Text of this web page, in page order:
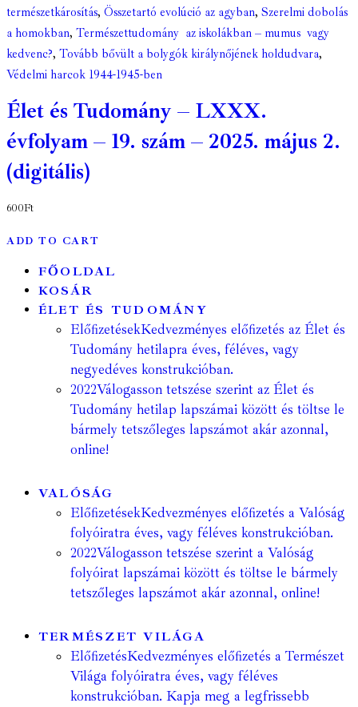
természetkárosítás, Összetartó evolúció az agyban, Szerelmi dobolás
a homokban, Természettudomány az iskolákban – mumus vagy
kedvenc?, Tovább bővült a bolygók királynőjének holdudvara,
Védelmi harcok 1944-1945-ben
Élet és Tudomány – LXXX.
évfolyam – 19. szám – 2025. május 2.
(digitális)
600Ft
ADD TO CART
FŐOLDAL
KOSÁR
ÉLET ÉS TUDOMÁNY
ElőfizetésekKedvezményes előfizetés az Élet és
Tudomány hetilapra éves, féléves, vagy
negyedéves konstrukcióban.
2022Válogasson tetszése szerint az Élet és
Tudomány hetilap lapszámai között és töltse le
bármely tetszőleges lapszámot akár azonnal,
online!
VALÓSÁG
ElőfizetésekKedvezményes előfizetés a Valóság
folyóiratra éves, vagy féléves konstrukcióban.
2022Válogasson tetszése szerint a Valóság
folyóirat lapszámai között és töltse le bármely
tetszőleges lapszámot akár azonnal, online!
TERMÉSZET VILÁGA
ElőfizetésKedvezményes előfizetés a Természet
Világa folyóiratra éves, vagy féléves
konstrukcióban. Kapja meg a legfrissebb